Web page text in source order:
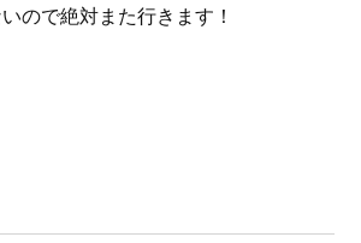
ので絶対また行きます！